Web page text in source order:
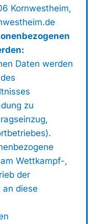
Kornwestheim,
Daten werden
zu
Wettkampf-,
der
an diese